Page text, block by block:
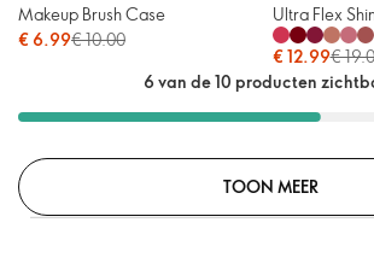
Makeup Brush Case
€ 6.99€ 10.00
Ultra Flex
€ 12.99€
6 van de 10 producten
TOON MEER